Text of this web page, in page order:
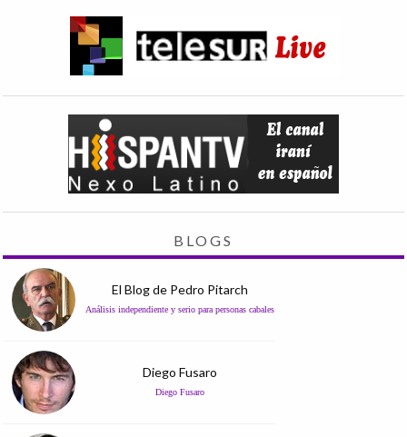
BLOGS
El Blog de Pedro Pitarch
Análisis independiente y serio para personas cabales
Diego Fusaro
Diego Fusaro